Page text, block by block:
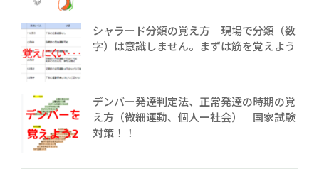
シャラード分類の覚え方 現場で分類（数
字）は意識しません。まずは筋を覚えよう
デンバー発達判定法、正常発達の時期の覚
え方（微細運動、個人ー社会） 国家試験
対策！！